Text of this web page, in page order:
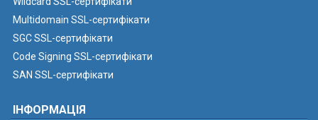
Multidomain SSL-сертифікати
SGC SSL-сертифікати
Code Signing SSL-сертифікати
SAN SSL-сертифікати
ІНФОРМАЦІЯ